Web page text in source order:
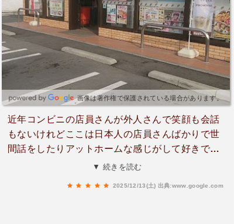
画像は著作権で保護されている場合があります。
近年コンビニの店員さんが外人さんで笑顔も会話
もないけれどここは日本人の店員さんばかりで世
間話をしたりアットホームな感じがして好きで
す。女性の店員さんがいつも優しくて娘が買い物
▼ 続きを読む
2025/12/13(土) 出典:www.google.com